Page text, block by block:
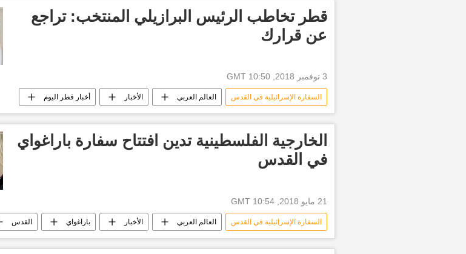
قطر تخاطب الرئيس البرازيلي المنتخب: تراجع
عن قرارك
3 نوفمبر 2018, 10:50 GMT
السفارة الإسرائيلية في القدس العالم العربي الأخبار أخبار قطر اليوم
الحكومة القطرية أخبار البرازيل
الخارجية الفلسطينية تدين افتتاح سفارة باراغواي
في القدس
21 مايو 2018, 10:54 GMT
السفارة الإسرائيلية في القدس العالم العربي الأخبار باراغواي القدس
إسرائيل نقل السفارة آخر أخبار القدس الأن